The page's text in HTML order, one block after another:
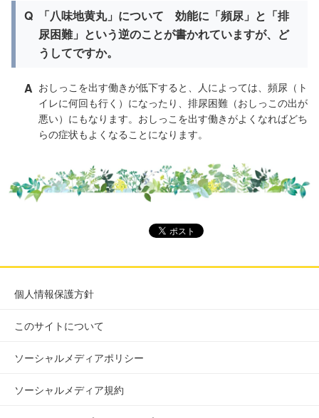
Q
「八味地黄丸」について 効能に「頻尿」と「排
尿困難」という逆のことが書かれていますが、ど
うしてですか。
A おしっこを出す働きが低下すると、人によっては、頻尿（ト
イレに何回も行く）になったり、排尿困難（おしっこの出が
悪い）にもなります。おしっこを出す働きがよくなればどち
らの症状もよくなることになります。
個人情報保護方針
このサイトについて
ソーシャルメディアポリシー
ソーシャルメディア規約